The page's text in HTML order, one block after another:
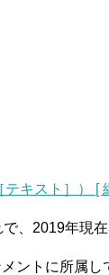
キスト］） [
、2019年現
ントに所属し